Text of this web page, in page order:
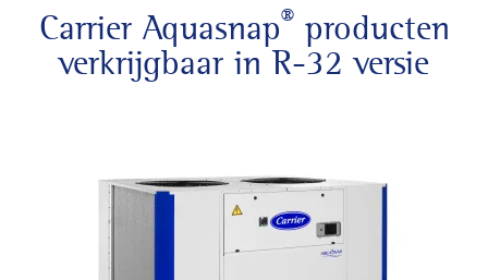
Carrier Aquasnap®producten
verkrijgbaar in R-32 versie